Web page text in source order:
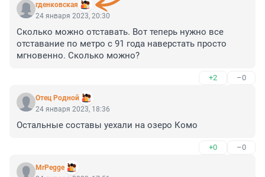
гденковская
24 января 2023, 20:30
Сколько можно отставать. Вот теперь нужно все
отставание по метро с 91 года наверстать просто
мгновенно. Сколько можно?
+2 –0
Отец Родной
24 января 2023, 18:36
Остальные составы уехали на озеро Комо
+0 –0
MrPegge